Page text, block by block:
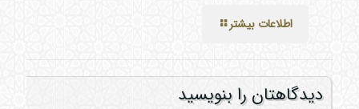
اطلاعات بیشتر
دیدگاهتان را بنویسید